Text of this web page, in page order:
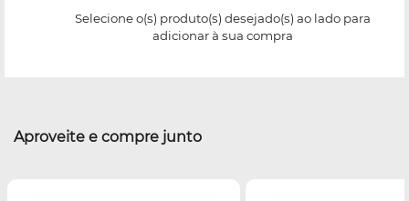
Selecione o(s) produto(s) desejado(s) ao lado para
adicionar à sua compra
Aproveite e compre junto